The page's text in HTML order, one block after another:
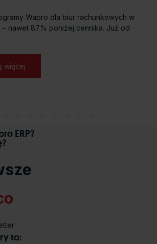
Wapro dla biur rachunkowych w
– nawet 87% poniżej cennika. Już od
więcej
ERP?
to: